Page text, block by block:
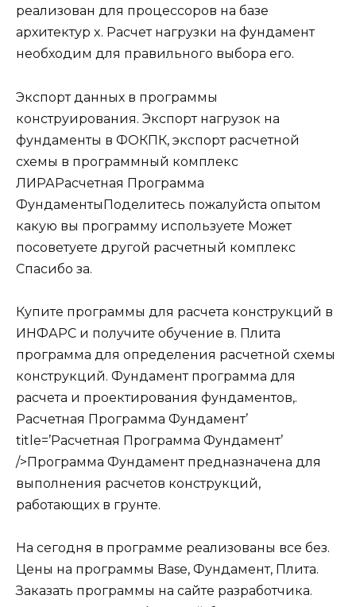
реализован для процессоров на базе
архитектур x. Расчет нагрузки на фундамент
необходим для правильного выбора его.
Экспорт данных в программы
конструирования. Экспорт нагрузок на
фундаменты в ФОКПК, экспорт расчетной
схемы в программный комплекс
ЛИРАРасчетная Программа
ФундаментыПоделитесь пожалуйста опытом
какую вы программу используете Может
посоветуете другой расчетный комплекс
Спасибо за.
Купите программы для расчета конструкций в
ИНФАРС и получите обучение в. Плита
программа для определения расчетной схемы
конструкций. Фундамент программа для
расчета и проектирования фундаментов,.
Расчетная Программа Фундамент’
title=’Расчетная Программа Фундамент’
/>Программа Фундамент предназначена для
выполнения расчетов конструкций,
работающих в грунте.
На сегодня в программе реализованы все без.
Цены на программы Base, Фундамент, Плита.
Заказать программы на сайте разработчика.